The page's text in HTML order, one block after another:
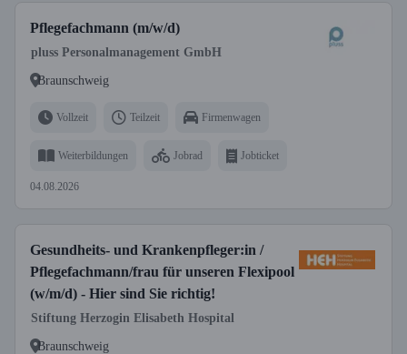
Pflegefachmann (m/w/d)
pluss Personalmanagement GmbH
Braunschweig
Vollzeit Teilzeit Firmenwagen
Weiterbildungen Jobrad Jobticket
04.08.2026
Gesundheits- und Krankenpfleger:in /
Pflegefachmann/frau für unseren Flexipool
(w/m/d) - Hier sind Sie richtig!
Stiftung Herzogin Elisabeth Hospital
Braunschweig